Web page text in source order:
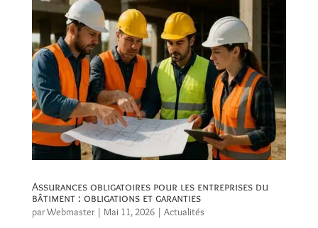
Assurances obligatoires pour les entreprises du
bâtiment : obligations et garanties
parWebmaster| Mai 11, 2026| Actualités